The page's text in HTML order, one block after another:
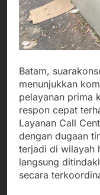
Batam,
menunjukkan
pelayanan prima
respon cepat
Layanan Call
dengan dugaan
terjadi di wilayah
langsung
secara